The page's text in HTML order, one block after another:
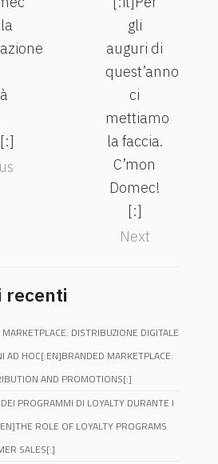
gli
auguri di
quest’anno
ci
mettiamo
la faccia.
C’mon
Domec!
[:]
Next
recenti
DISTRIBUZIONE DIGITALE
AD HOC[:EN]BRANDED MARKETPLACE:
AND PROMOTIONS[:]
PROGRAMMI DI LOYALTY DURANTE I
ROLE OF LOYALTY PROGRAMS
SALES[:]